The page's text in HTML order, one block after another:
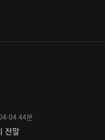
0444분
전말